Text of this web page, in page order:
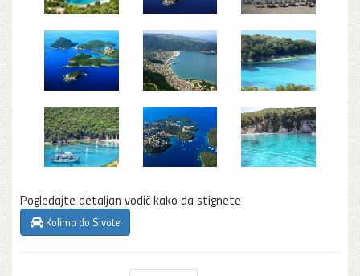
Pogledajte detaljan vodič kako da stignete
Kolima do Sivote